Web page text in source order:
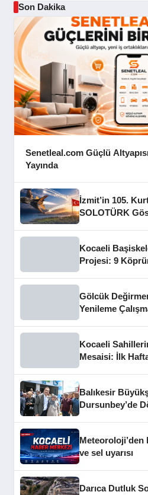
Son Dakika
Senetleal.com Güçlü
Yayında
İzmit’in 105.
SOLOTÜRK
Kocaeli
Projesi: 9
Gölcük
Yenileme
Kocaeli
Mesaisi: İlk
Balıkesir
Dursunbey’de
Meteoroloji’den
ve sel uyarısı
Darıca Dutluk